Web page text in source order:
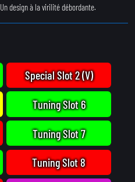
Un design à la virilité débordante.
Special Slot 2 (V)
Tuning Slot 6
Tuning Slot 7
Tuning Slot 8